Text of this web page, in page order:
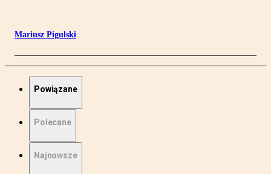
Mariusz Pigulski
Powiązane
Polecane
Najnowsze